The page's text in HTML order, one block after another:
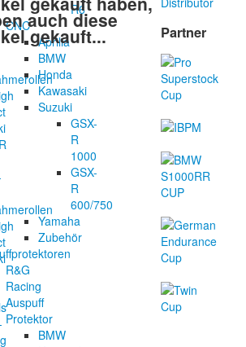
R6
CNC
Aprilia
BMW
Honda
Kawasaki
Suzuki
GSX-
R
1000
GSX-
R
600/750
Yamaha
Zubehör
R&G
Racing
Auspuff
Protektor
BMW
auch diese
gekauft... Partner